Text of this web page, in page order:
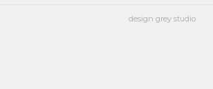
design grey studio